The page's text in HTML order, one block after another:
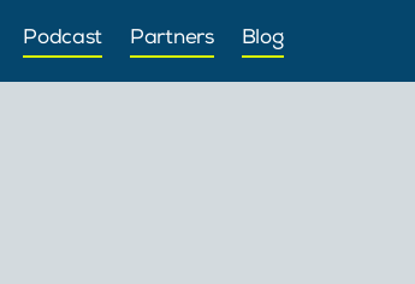
Podcast Partners Blog